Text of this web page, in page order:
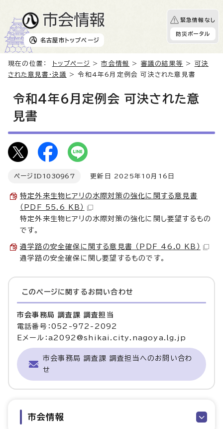
名古屋市 トップページ
緊急情報なし
防災ポータル
現在の位置： トップページ >市会情報 > 審議の結果等 > 可決
された意見書・決議
> 令和4年6月定例会 可決された意見書
令和4年6月定例会 可決された意
見書
ページID 1030967 更新日 2025年10月16日
特定外来生物ヒアリの水際対策の強化に関する意見書
（PDF 55.6 KB）
特定外来生物ヒアリの水際対策の強化に関し要望するもの
です。
通学路の安全確保に関する意見書 （PDF 46.0 KB）
通学路の安全確保に関し要望するものです。
このページに関する お問い合わせ
市会事務局 調査課 調査担当
電話番号：052-972-2092
Eメール：a2092@shikai.city.nagoya.lg.jp
市会事務局 調査課 調査担当へのお問い合わ
せ
市会情報